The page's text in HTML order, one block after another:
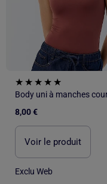
Body uni à manches
8,00 €
Voir le produit
Exclu Web